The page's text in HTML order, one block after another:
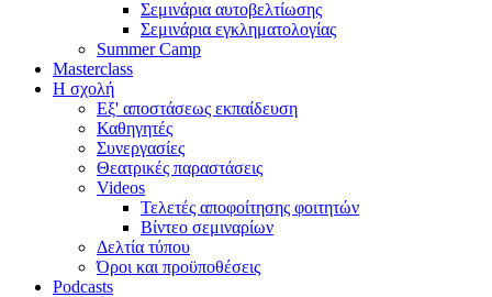
Σεμινάρια αυτοβελτίωσης
Σεμινάρια εγκληματολογίας
Summer Camp
Masterclass
Η σχολή
Εξ' αποστάσεως εκπαίδευση
Καθηγητές
Συνεργασίες
Θεατρικές παραστάσεις
Videos
Τελετές αποφοίτησης φοιτητών
Βίντεο σεμιναρίων
Δελτία τύπου
Όροι και προϋποθέσεις
Podcasts